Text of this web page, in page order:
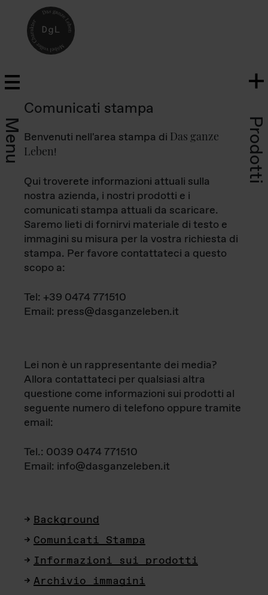
Menu Prodotti
Comunicati stampa
Benvenuti nell'area stampa di Das ganze
Leben!
Qui troverete informazioni attuali sulla
nostra azienda, i nostri prodotti e i
comunicati stampa attuali da scaricare.
Saremo lieti di fornirvi materiale di testo e
immagini su misura per la vostra richiesta di
stampa. Per favore contattateci a questo
scopo a:
Tel: +39 0474 771510
Email: press@dasganzeleben.it
Lei non è un rappresentante dei media?
Allora contattateci per qualsiasi altra
questione come informazioni sui prodotti al
seguente numero di telefono oppure tramite
email:
Tel.: 0039 0474 771510
Email: info@dasganzeleben.it
Background
Comunicati Stampa
Informazioni sui prodotti
Archivio immagini